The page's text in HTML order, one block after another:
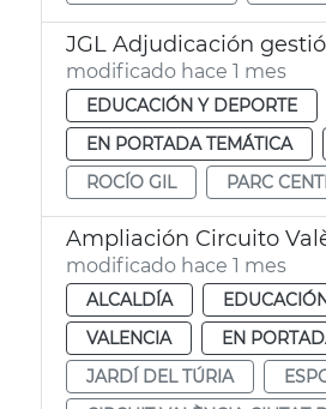
JGL Adjudicación
modificado hace 1 mes
EDUCACIÓN Y DEPORTE
EN PORTADA TEMÁTICA
ROCÍO GIL
PARC
Ampliación Circuito
modificado hace 1 mes
ALCALDÍA
VALENCIA
EN
JARDÍ DEL TÚRIA